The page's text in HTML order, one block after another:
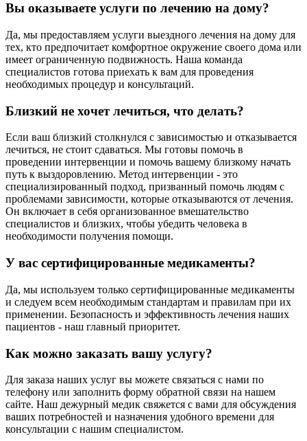
Вы оказываете услуги по лечению на дому?
Да, мы предоставляем услуги выездного лечения на дому для
тех, кто предпочитает комфортное окружение своего дома или
имеет ограниченную подвижность. Наша команда
специалистов готова приехать к вам для проведения
необходимых процедур и консультаций.
Близкий не хочет лечиться, что делать?
Если ваш близкий столкнулся с зависимостью и отказывается
лечиться, не стоит сдаваться. Мы готовы помочь в
проведении интервенции и помочь вашему близкому начать
путь к выздоровлению. Метод интервенции - это
специализированный подход, призванный помочь людям с
проблемами зависимости, которые отказываются от лечения.
Он включает в себя организованное вмешательство
специалистов и близких, чтобы убедить человека в
необходимости получения помощи.
У вас сертифицированные медикаменты?
Да, мы используем только сертифицированные медикаменты
и следуем всем необходимым стандартам и правилам при их
применении. Безопасность и эффективность лечения наших
пациентов - наш главный приоритет.
Как можно заказать вашу услугу?
Для заказа наших услуг вы можете связаться с нами по
телефону или заполнить форму обратной связи на нашем
сайте. Наш дежурный медик свяжется с вами для обсуждения
ваших потребностей и назначения удобного времени для
консультации с нашим специалистом.